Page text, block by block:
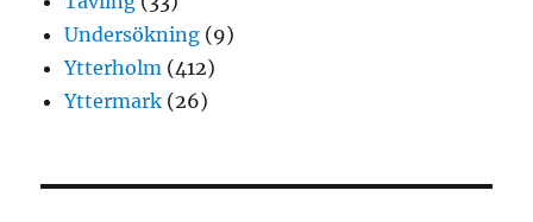
Undersökning (9)
Ytterholm (412)
Yttermark (26)